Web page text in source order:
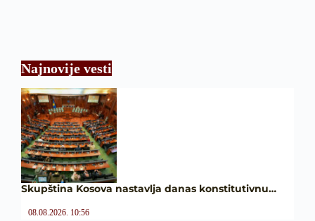
Najnovije vesti
Skupština Kosova nastavlja danas konstitutivnu…
08.08.2026. 10:56